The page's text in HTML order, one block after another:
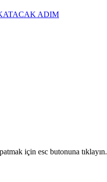
ADIM
için esc butonuna tıklayın.